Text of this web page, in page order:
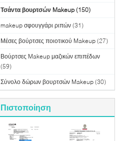
Τσάντα βουρτσών Makeup (150)
makeup σφουγγάρι ριπών (31)
Μέσες βούρτσες ποιοτικού Makeup (27)
Βούρτσες Makeup μαζικών επιπέδων
(59)
Σύνολο δώρων βουρτσών Makeup (30)
Πιστοποίηση